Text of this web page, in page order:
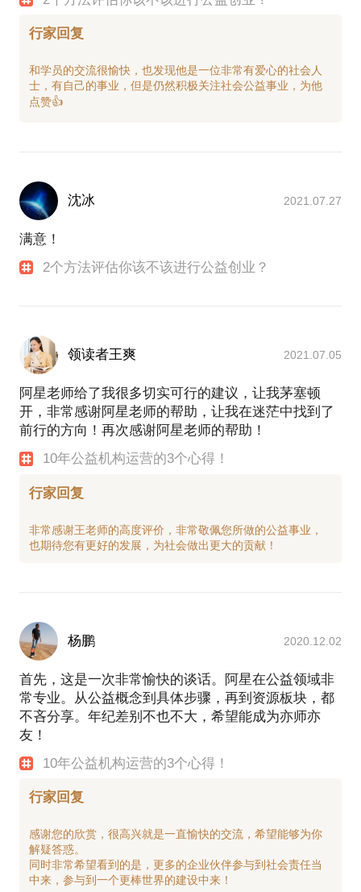
行家回复
和学员的交流很愉快，也发现他是一位非常有爱心的社会人
士，有自己的事业，但是仍然积极关注社会公益事业，为他
沈冰 2021.07.27
满意！
2个方法评估你该不该进行公益创业？
领读者王爽 2021.07.05
阿星老师给了我很多切实可行的建议，让我茅塞顿
开，非常感谢阿星老师的帮助，让我在迷茫中找到了
前行的方向！再次感谢阿星老师的帮助！
10年公益机构运营的3个心得！
行家回复
非常感谢王老师的高度评价，非常敬佩您所做的公益事业，
杨鹏 2020.12.02
首先，这是一次非常愉快的谈话。阿星在公益领域非
常专业。从公益概念到具体步骤，再到资源板块，都
不吝分享。年纪差别不也不大，希望能成为亦师亦
友！
10年公益机构运营的3个心得！
行家回复
感谢您的欣赏，很高兴就是一直愉快的交流，希望能够为你
解疑答惑。
同时非常希望看到的是，更多的企业伙伴参与到社会责任当